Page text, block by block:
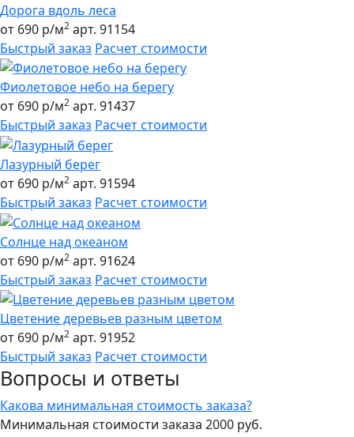
Дорога вдоль леса
от 690 р/м2 арт. 91154
Быстрый заказ Расчет стоимости
Фиолетовое небо на берегу
от 690 р/м2 арт. 91437
Быстрый заказ Расчет стоимости
Лазурный берег
от 690 р/м2 арт. 91594
Быстрый заказ Расчет стоимости
Солнце над океаном
от 690 р/м2 арт. 91624
Быстрый заказ Расчет стоимости
Цветение деревьев разным цветом
от 690 р/м2 арт. 91952
Быстрый заказ Расчет стоимости
Вопросы и ответы
Какова минимальная стоимость заказа?
Минимальная стоимости заказа 2000 руб.